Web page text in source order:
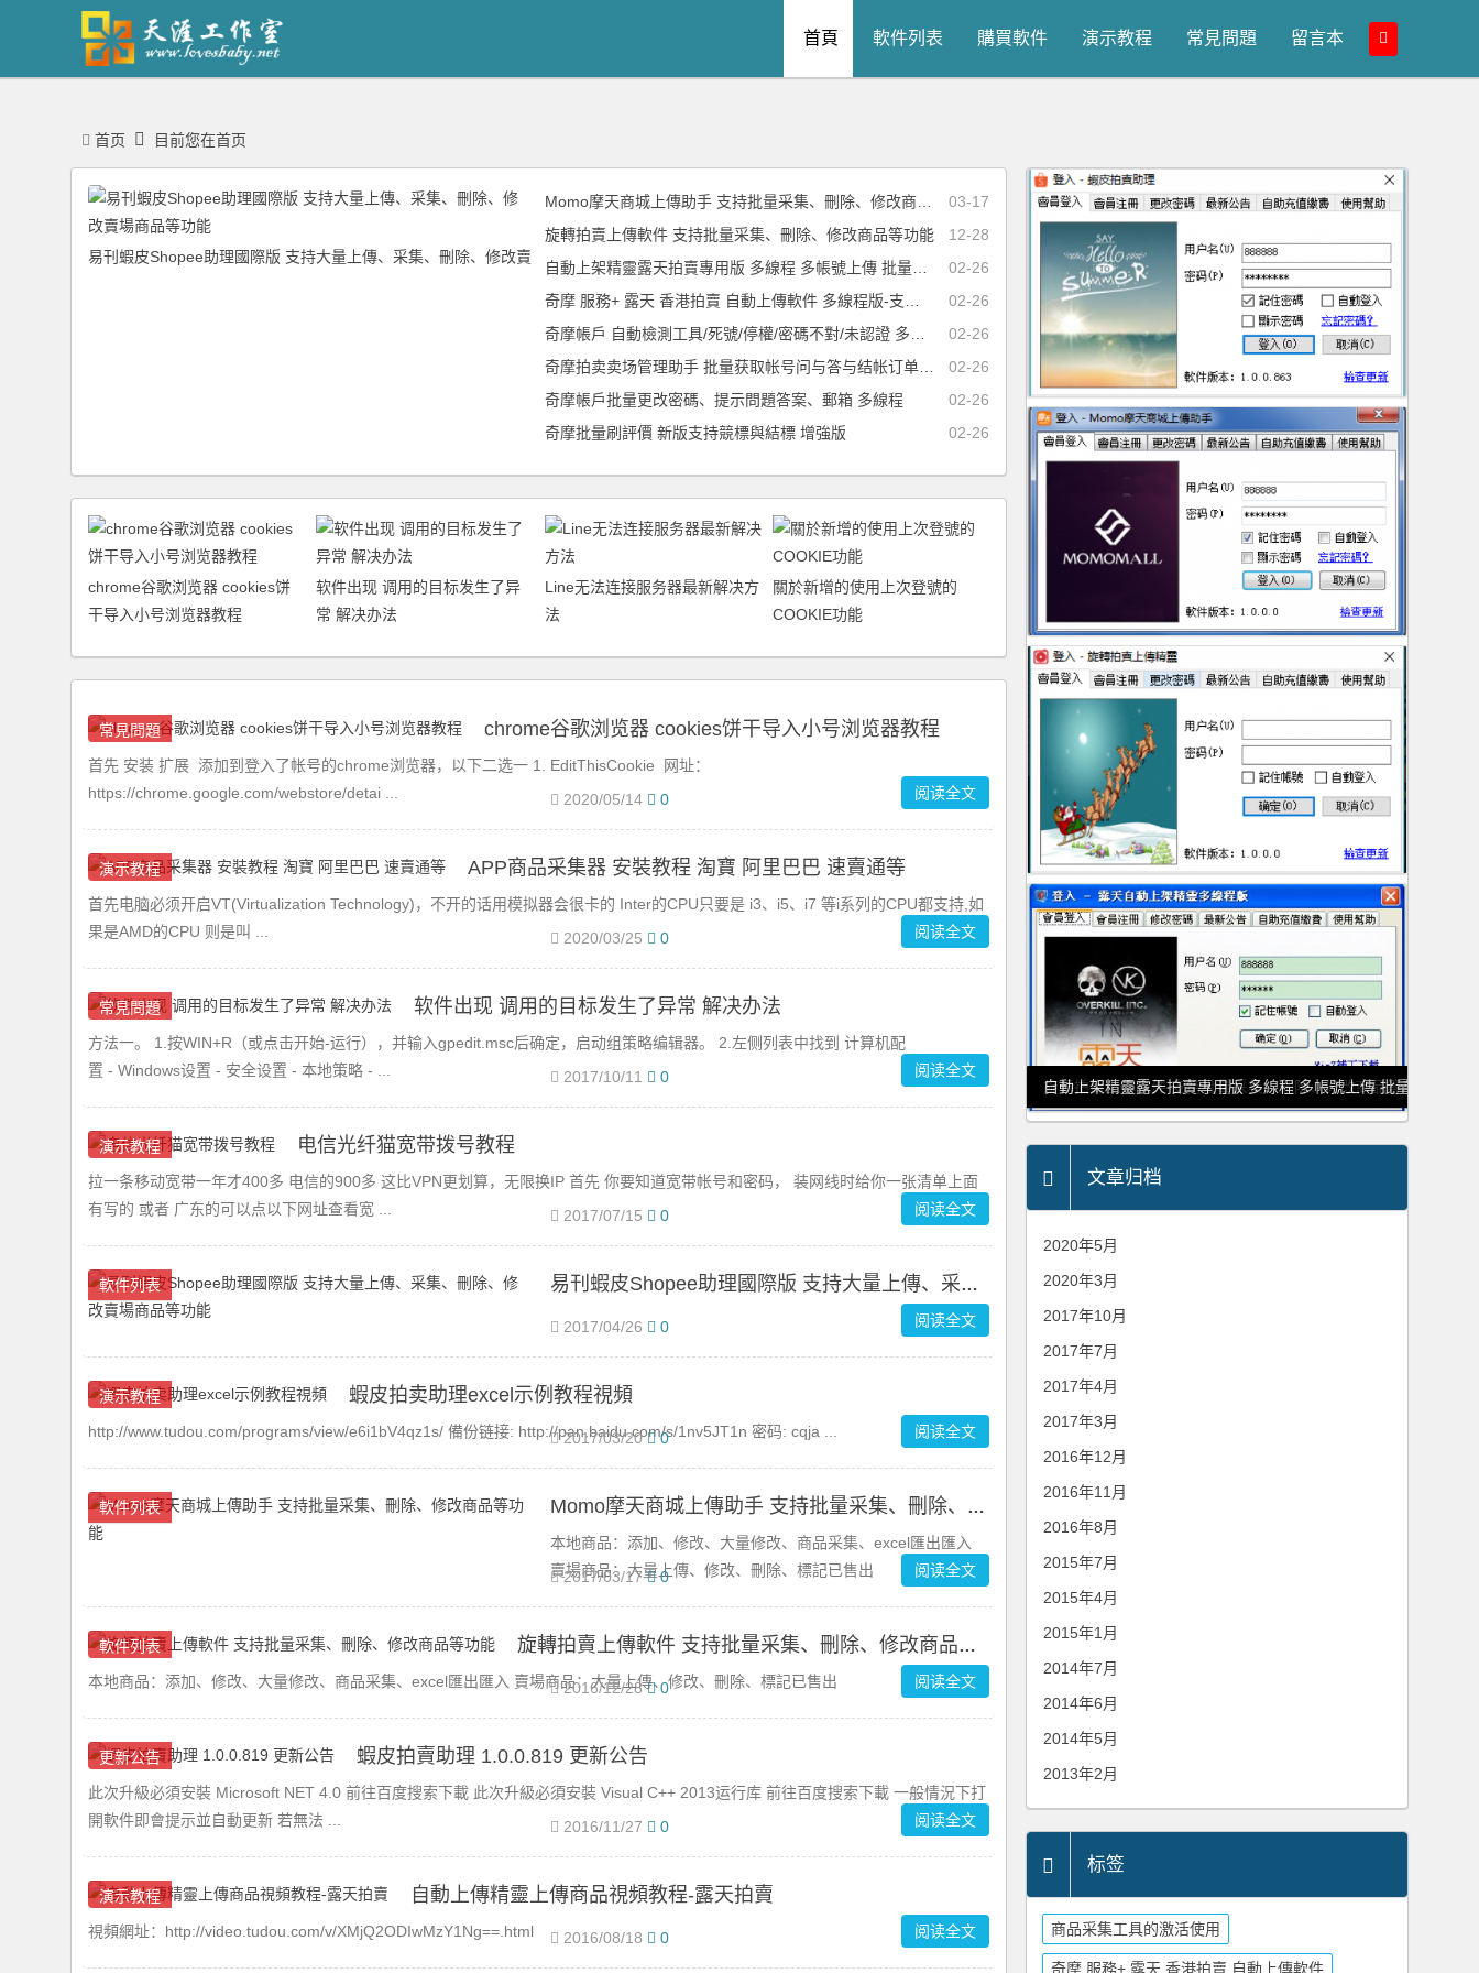
首頁 軟件列表 購買軟件 演示教程 常見問題 留言本
首页 目前您在首页
易刊蝦皮Shopee助理國際版 支持大量上傳、采集、刪除、修改賣
03-17
Momo摩天商城上傳助手 支持批量采集、刪除、修改商品等功能
12-28
旋轉拍賣上傳軟件 支持批量采集、刪除、修改商品等功能
02-26
自動上架精靈露天拍賣專用版 多線程 多帳號上傳 批量采集
02-26
02-26
02-26
奇摩拍卖卖场管理助手 批量获取帐号问与答与结帐订单 支持安心賣家
02-26
奇摩帳戶批量更改密碼、提示問題答案、郵箱 多線程
02-26
奇摩批量刷評價 新版支持競標與結標 增強版
chrome谷歌浏览器 cookies饼
干导入小号浏览器教程
软件出现 调用的目标发生了异
常 解决办法
Line无法连接服务器最新解决方
法
關於新增的使用上次登號的
COOKIE功能
常見問題 chrome谷歌浏览器 cookies饼干导入小号浏览器教程
首先 安装 扩展 添加到登入了帐号的chrome浏览器，以下二选一 1. EditThisCookie 网址：
https://chrome.google.com/webstore/detai ...
2020/05/14 0 阅读全文
演示教程 APP商品采集器 安裝教程 淘寶 阿里巴巴 速賣通等
首先电脑必须开启VT(Virtualization Technology)，不开的话用模拟器会很卡的 Inter的CPU只要是 i3、i5、i7 等i系列的CPU都支持,如
果是AMD的CPU 则是叫 ...
2020/03/25 0 阅读全文
常見問題 软件出现 调用的目标发生了异常 解决办法
方法一。 1.按WIN+R（或点击开始-运行），并输入gpedit.msc后确定，启动组策略编辑器。 2.左侧列表中找到 计算机配
置 - Windows设置 - 安全设置 - 本地策略 - ...
2017/10/11 0 阅读全文
演示教程 电信光纤猫宽带拨号教程
拉一条移动宽带一年才400多 电信的900多 这比VPN更划算，无限换IP 首先 你要知道宽带帐号和密码， 装网线时给你一张清单上面
有写的 或者 广东的可以点以下网址查看宽 ...
2017/07/15 0 阅读全文
軟件列表 易刊蝦皮Shopee助理國際版 支持大量上傳、采集、刪除、修改賣場商品等功能
2017/04/26 0 阅读全文
演示教程 蝦皮拍卖助理excel示例教程視頻
http://www.tudou.com/programs/view/e6i1bV4qz1s/ 備份链接: http://pan.baidu.com/s/1nv5JT1n 密码: cqja ...
2017/03/20 0 阅读全文
軟件列表 Momo摩天商城上傳助手 支持批量采集、刪除、修改商品等功能
本地商品：添加、修改、大量修改、商品采集、excel匯出匯入
賣場商品：大量上傳、修改、刪除、標記已售出
2017/03/17 0 阅读全文
軟件列表 旋轉拍賣上傳軟件 支持批量采集、刪除、修改商品等功能
本地商品：添加、修改、大量修改、商品采集、excel匯出匯入 賣場商品：大量上傳、修改、刪除、標記已售出
2016/12/28 0 阅读全文
更新公告 蝦皮拍賣助理 1.0.0.819 更新公告
此次升級必須安裝 Microsoft NET 4.0 前往百度搜索下載 此次升級必須安裝 Visual C++ 2013运行库 前往百度搜索下載 一般情況下打
開軟件即會提示並自動更新 若無法 ...
2016/11/27 0 阅读全文
演示教程 自動上傳精靈上傳商品視頻教程-露天拍賣
視頻網址：http://video.tudou.com/v/XMjQ2ODIwMzY1Ng==.html 2016/08/18 0 阅读全文
易刊蝦皮Shopee助理國際版 支持大量上傳、采集、刪除、修改
Momo摩天商城上傳助手 支持批量采集、刪除、修改商品等功能
旋轉拍賣上傳軟件 支持批量采集、刪除、修改商品等功能
自動上架精靈露天拍賣專用版 多線程 多帳號上傳 批量采集
文章归档
2020年5月
2020年3月
2017年10月
2017年7月
2017年4月
2017年3月
2016年12月
2016年11月
2016年8月
2015年7月
2015年4月
2015年1月
2014年7月
2014年6月
2014年5月
2013年2月
标签
商品采集工具的激活使用
奇摩 服務+ 露天 香港拍賣 自動上傳軟件